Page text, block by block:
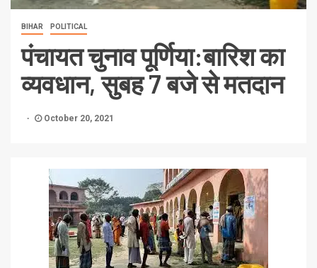
BIHAR POLITICAL
पंचायत चुनाव पूर्णिया:बारिश का
व्यवधान, सुबह 7 बजे से मतदान
October 20, 2021